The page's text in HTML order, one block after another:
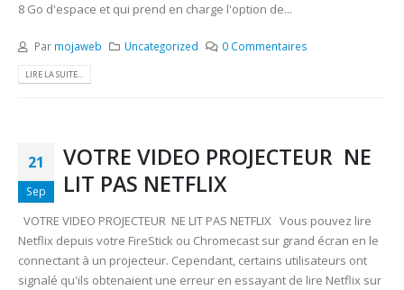
8 Go d'espace et qui prend en charge l'option de...
Par mojaweb Uncategorized 0 Commentaires
LIRE LA SUITE...
21
Sep
VOTRE VIDEO PROJECTEUR NE
LIT PAS NETFLIX
VOTRE VIDEO PROJECTEUR NE LIT PAS NETFLIX Vous pouvez lire
Netflix depuis votre FireStick ou Chromecast sur grand écran en le
connectant à un projecteur. Cependant, certains utilisateurs ont
signalé qu'ils obtenaient une erreur en essayant de lire Netflix sur